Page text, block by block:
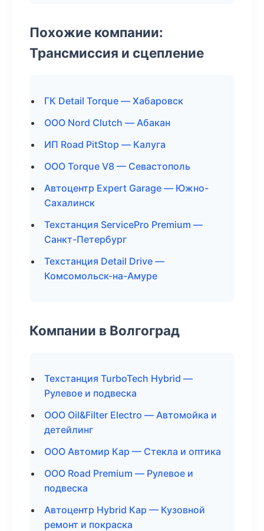
Похожие компании:
Трансмиссия и сцепление
ГК Detail Torque — Хабаровск
ООО Nord Clutch — Абакан
ИП Road PitStop — Калуга
ООО Torque V8 — Севастополь
Автоцентр Expert Garage — Южно-
Сахалинск
Техстанция ServicePro Premium —
Санкт-Петербург
Техстанция Detail Drive —
Комсомольск-на-Амуре
Компании в Волгоград
Техстанция TurboTech Hybrid —
Рулевое и подвеска
ООО Oil&Filter Electro — Автомойка и
детейлинг
ООО Автомир Кар — Стекла и оптика
ООО Road Premium — Рулевое и
подвеска
Автоцентр Hybrid Кар — Кузовной
ремонт и покраска